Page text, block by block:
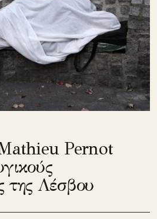
Pernot
της Λέσβου